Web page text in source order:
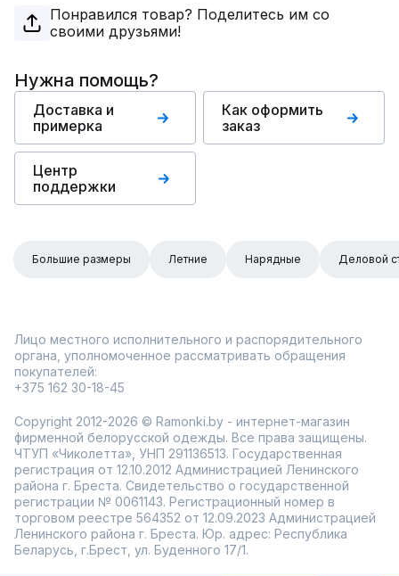
Понравился товар? Поделитесь им со
своими друзьями!
Нужна помощь?
Доставка и
примерка
Как оформить
заказ
Центр
поддержки
Большие размеры Летние Нарядные Деловой
Лицо местного исполнительного и распорядительного
органа, уполномоченное рассматривать обращения
покупателей:
+375 162 30-18-45
Copyright 2012-2026 © Ramonki.by - интернет-магазин
фирменной белорусской одежды. Все права защищены.
ЧТУП «Чиколетта», УНП 291136513. Государственная
регистрация от 12.10.2012 Администрацией Ленинского
района г. Бреста. Свидетельство о государственной
регистрации № 0061143. Регистрационный номер в
торговом реестре 564352 от 12.09.2023 Администрацией
Ленинского района г. Бреста. Юр. адрес: Республика
Беларусь, г.Брест, ул. Буденного 17/1.